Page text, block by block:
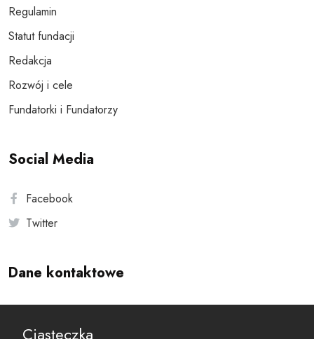
Regulamin
Statut fundacji
Redakcja
Rozwój i cele
Fundatorki i Fundatorzy
Social Media
Facebook
Twitter
Dane kontaktowe
Ciasteczka